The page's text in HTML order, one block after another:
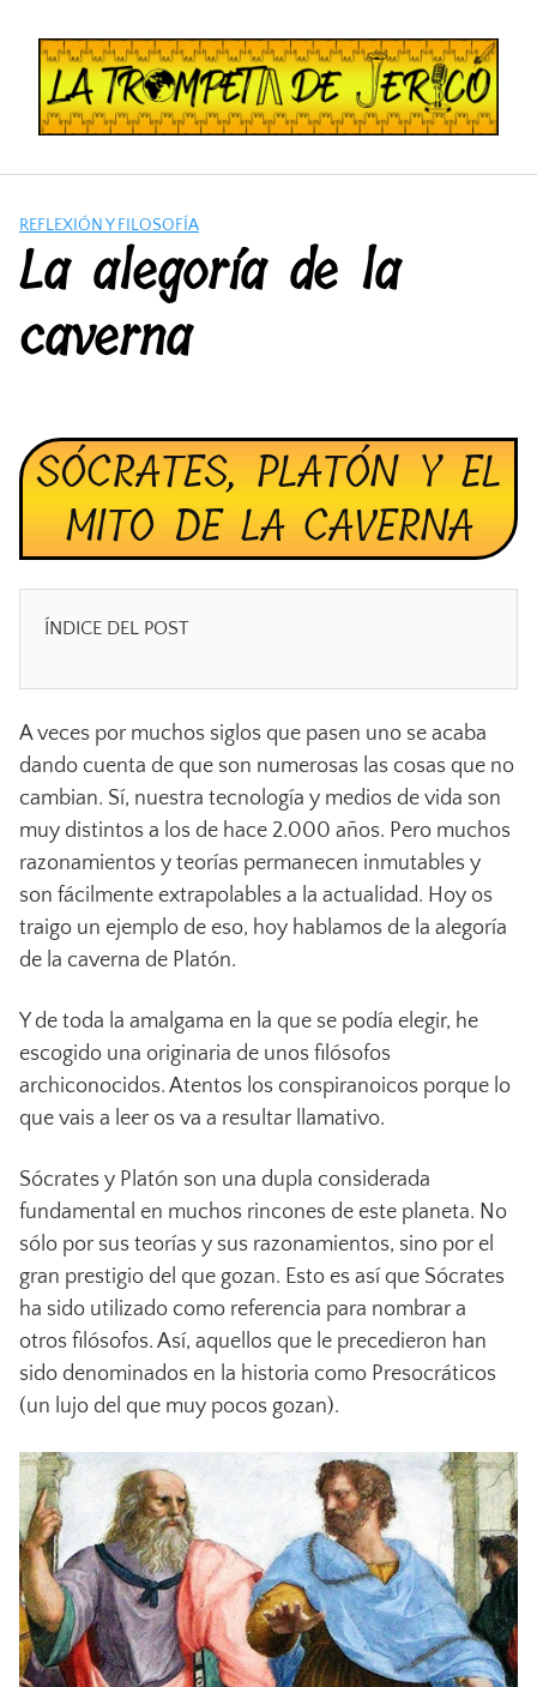
contenido
REFLEXIÓN Y FILOSOFÍA
La alegoría de la
caverna
SÓCRATES, PLATÓN Y EL
MITO DE LA CAVERNA
ÍNDICE DEL POST
A veces por muchos siglos que pasen uno se acaba
dando cuenta de que son numerosas las cosas que no
cambian. Sí, nuestra tecnología y medios de vida son
muy distintos a los de hace 2.000 años. Pero muchos
razonamientos y teorías permanecen inmutables y
son fácilmente extrapolables a la actualidad. Hoy os
traigo un ejemplo de eso, hoy hablamos de la alegoría
de la caverna de Platón.
Y de toda la amalgama en la que se podía elegir, he
escogido una originaria de unos filósofos
archiconocidos. Atentos los conspiranoicos porque lo
que vais a leer os va a resultar llamativo.
Sócrates y Platón son una dupla considerada
fundamental en muchos rincones de este planeta. No
sólo por sus teorías y sus razonamientos, sino por el
gran prestigio del que gozan. Esto es así que Sócrates
ha sido utilizado como referencia para nombrar a
otros filósofos. Así, aquellos que le precedieron han
sido denominados en la historia como Presocráticos
(un lujo del que muy pocos gozan).